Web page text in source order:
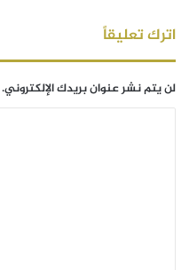
اترك تعليقاً
لن يتم نشر عنوان بريدك الإلكتروني.